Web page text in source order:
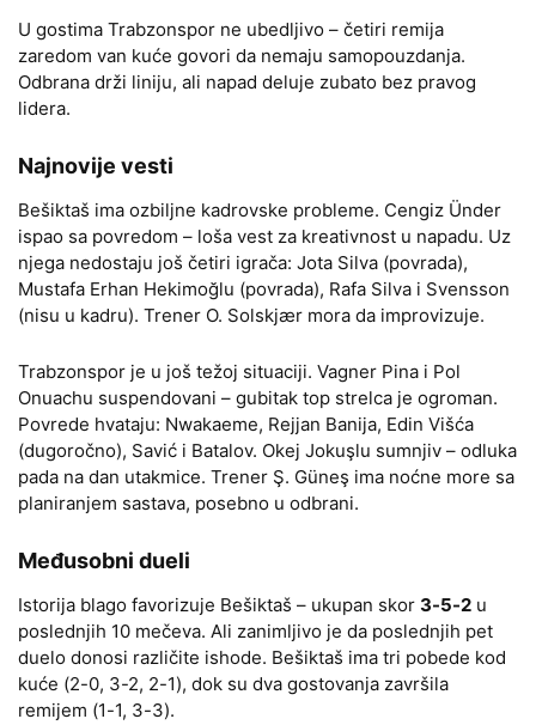
U gostima Trabzonspor ne ubedljivo – četiri remija
zaredom van kuće govori da nemaju samopouzdanja.
Odbrana drži liniju, ali napad deluje zubato bez pravog
lidera.
Najnovije vesti
Bešiktaš ima ozbiljne kadrovske probleme. Cengiz Ünder
ispao sa povredom – loša vest za kreativnost u napadu. Uz
njega nedostaju još četiri igrača: Jota Silva (povrada),
Mustafa Erhan Hekimoğlu (povrada), Rafa Silva i Svensson
(nisu u kadru). Trener O. Solskjær mora da improvizuje.
Trabzonspor je u još težoj situaciji. Vagner Pina i Pol
Onuachu suspendovani – gubitak top strelca je ogroman.
Povrede hvataju: Nwakaeme, Rejjan Banija, Edin Višća
(dugoročno), Savić i Batalov. Okej Jokuşlu sumnjiv – odluka
pada na dan utakmice. Trener Ş. Güneş ima noćne more sa
planiranjem sastava, posebno u odbrani.
Međusobni dueli
Istorija blago favorizuje Bešiktaš – ukupan skor 3-5-2 u
poslednjih 10 mečeva. Ali zanimljivo je da poslednjih pet
duelo donosi različite ishode. Bešiktaš ima tri pobede kod
kuće (2-0, 3-2, 2-1), dok su dva gostovanja završila
remijem (1-1, 3-3).